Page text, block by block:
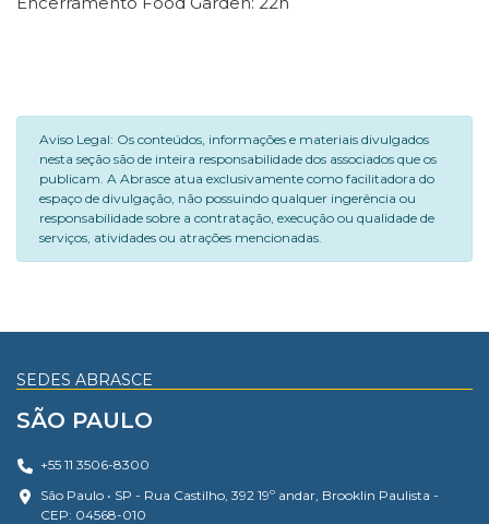
Aviso Legal: Os conteúdos, informações e materiais divulgados
nesta seção são de inteira responsabilidade dos associados que os
publicam. A Abrasce atua exclusivamente como facilitadora do
espaço de divulgação, não possuindo qualquer ingerência ou
responsabilidade sobre a contratação, execução ou qualidade de
serviços, atividades ou atrações mencionadas.
SEDES ABRASCE
SÃO PAULO
+55 11 3506-8300
São Paulo • SP - Rua Castilho, 392 19º andar, Brooklin Paulista -
CEP: 04568-010